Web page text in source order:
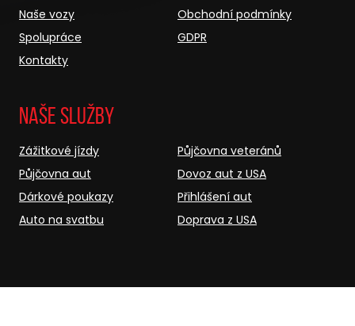
Naše vozy
Spolupráce
Kontakty
Obchodní podmínky
GDPR
Naše služby
Zážitkové jízdy
Půjčovna aut
Dárkové poukazy
Auto na svatbu
Půjčovna veteránů
Dovoz aut z USA
Přihlášení aut
Doprava z USA